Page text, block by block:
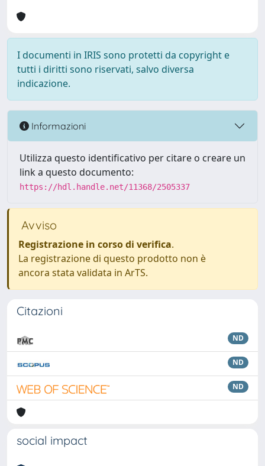
I documenti in IRIS sono protetti da copyright e
tutti i diritti sono riservati, salvo diversa
indicazione.
Informazioni
Utilizza questo identificativo per citare o creare un
link a questo documento:
https://hdl.handle.net/11368/2505337
Avviso
Registrazione in corso di verifica.
La registrazione di questo prodotto non è
ancora stata validata in ArTS.
Citazioni
ND
ND
ND
social impact